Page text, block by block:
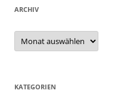
ARCHIV
Archiv
KATEGORIEN